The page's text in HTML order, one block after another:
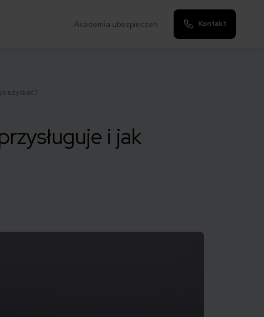
Akademia ubezpieczeń Kontakt
uzyskać?
i jak